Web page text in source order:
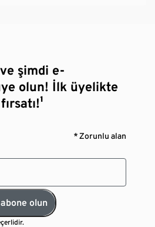
şimdi e-
olun! İlk üyelikte
* Zorunlu alan
olun